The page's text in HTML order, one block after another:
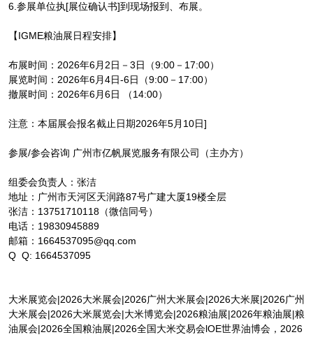
6.参展单位执[展位确认书]到现场报到、布展。
【IGME粮油展日程安排】
布展时间：2026年6月2日－3日（9:00－17:00）
展览时间：2026年6月4日-6日（9:00－17:00）
撤展时间：2026年6月6日 （14:00）
注意：本届展会报名截止日期2026年5月10日]
参展/参会咨询 广州市亿帆展览服务有限公司（主办方）
组委会负责人：张洁
地址：广州市天河区天润路87号广建大厦19楼全层
张洁：13751710118（微信同号）
电话：19830945889
邮箱：1664537095@qq.com
Q Q: 1664537095
大米展览会|2026大米展会|2026广州大米展会|2026大米展|2026广州
大米展会|2026大米展览会|大米博览会|2026粮油展|2026年粮油展|粮
油展会|2026全国粮油展|2026全国大米交易会lOE世界油博会，2026